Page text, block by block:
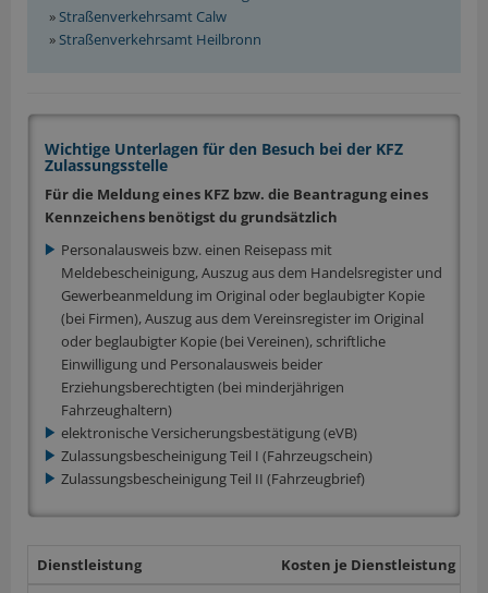
» Straßenverkehrsamt Calw
» Straßenverkehrsamt Heilbronn
Wichtige Unterlagen für den Besuch bei der KFZ
Zulassungsstelle
Für die Meldung eines KFZ bzw. die Beantragung eines
Kennzeichens benötigst du grundsätzlich
Personalausweis bzw. einen Reisepass mit
Meldebescheinigung, Auszug aus dem Handelsregister und
Gewerbeanmeldung im Original oder beglaubigter Kopie
(bei Firmen), Auszug aus dem Vereinsregister im Original
oder beglaubigter Kopie (bei Vereinen), schriftliche
Einwilligung und Personalausweis beider
Erziehungsberechtigten (bei minderjährigen
Fahrzeughaltern)
elektronische Versicherungsbestätigung (eVB)
Zulassungsbescheinigung Teil I (Fahrzeugschein)
Zulassungsbescheinigung Teil II (Fahrzeugbrief)
Dienstleistung Kosten je Dienstleistung